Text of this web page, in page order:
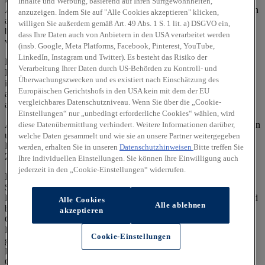
Ausnutzung des Kraftstoffs durch das Fahrzeug ab, sondern werden
auch vom Fahrverhalten und anderen nichttechnischen Faktoren
beeinflusst. CO₂ ist das für die Erderwärmung hauptsächlich
verantwortliche Treibhausgas.
Ein Leitfaden über den Kraftstoffverbrauch und die CO₂-
Emissionen aller in Deutschland angebotenen neuen Pkw-Modelle
ist unentgeltlich einsehbar an jedem Verkaufsort, an dem Pkw
ausgestellt oder angeboten werden. Der Leitfaden ist auch
abrufbar.
Alle Angaben und Abbildungen sind als unverbindlich zu betrachten
und stellen eine annähernde Beschreibung dar.
Fahrzeugabbildungen enthalten z. T. aufpreispflichtige
Zusatzausstattungen.
Im Hinblick auf Gebrauchtwagen entsprechen Sonder- und
Serienausstattung, die technischen Daten sowie Verbrauchs- und
Emissionswerte dem Stand eines entsprechenden Neufahrzeugs und
berücksichtigen keine etwaigen zwischenzeitlichen Änderungen.
Gebrauchtfahrzeuge weisen regelmäßig eine geringere elektrische
Reichweite auf als entsprechende Neufahrzeuge. Dies kann bei
gebrauchten Hybridfahrzeugen zu einem erhöhten
Kraftstoffverbrauch und einem damit einhergehenden erhöhten
CO₂-Ausstoß führen.
anzuzeigen. Indem Sie auf "Alle Cookies akzeptieren" klicken,
willigen Sie außerdem gemäß Art. 49 Abs. 1 S. 1 lit. a) DSGVO ein,
dass Ihre Daten auch von Anbietern in den USA verarbeitet werden
(insb. Google, Meta Platforms, Facebook, Pinterest, YouTube,
LinkedIn, Instagram und Twitter). Es besteht das Risiko der
Verarbeitung Ihrer Daten durch US-Behörden zu Kontroll- und
Überwachungszwecken und es existiert nach Einschätzung des
Europäischen Gerichtshofs in den USA kein mit dem der EU
vergleichbares Datenschutzniveau. Wenn Sie über die „Cookie-
Einstellungen“ nur „unbedingt erforderliche Cookies“ wählen, wird
diese Datenübermittlung verhindert. Weitere Informationen darüber,
welche Daten gesammelt und wie sie an unsere Partner weitergegeben
werden, erhalten Sie in unseren Datenschutzhinweisen Bitte treffen Sie
Ihre individuellen Einstellungen. Sie können Ihre Einwilligung auch
jederzeit in den „Cookie-Einstellungen“ widerrufen.
Alle Cookies
akzeptieren
Alle ablehnen
Cookie-Einstellungen